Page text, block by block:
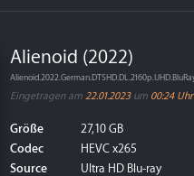
Alienoid (2022)
Eingetragen am 22.01.2023um 00:24 Uhr
Größe
27,10 GB
Codec
HEVC x265
Source
Ultra HD Blu-ray